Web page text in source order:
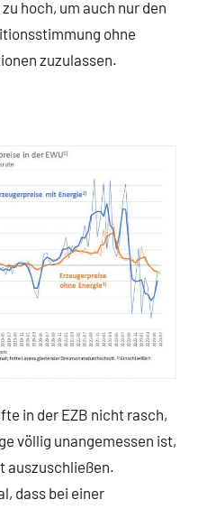
hoch, um auch nur den
ohne
zuzulassen.
in der EZB nicht rasch,
völlig unangemessen ist,
auszuschließen.
dass bei einer